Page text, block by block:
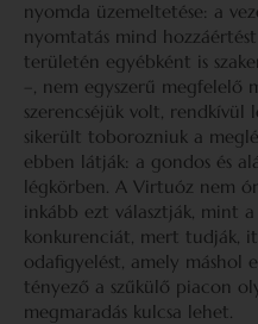
nyomda üzemeltetése: a
nyomtatás mind
területén egyébként is
–, nem egyszerű
szerencséjük volt, rendkívül
sikerült toborozniuk a
ebben látják: a gondos és
légkörben. A Virtuóz nem
inkább ezt választják, mint
konkurenciát, mert tudják,
odafigyelést, amely máshol
tényező a szűkülő piacon
megmaradás kulcsa lehet.